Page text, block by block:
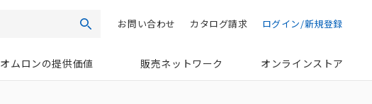
検索 ログイン/新規登録
カタログ請求
お問い合わせ
オムロンの提供価値 販売ネットワーク オンラインストア